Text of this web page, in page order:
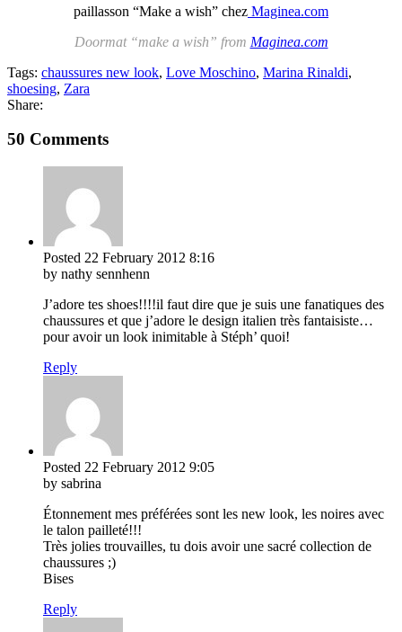
paillasson “Make a wish” chez Maginea.com
Doormat “make a wish” from Maginea.com
Tags: chaussures new look, Love Moschino, Marina Rinaldi,
shoesing, Zara
Share:
50 Comments
Posted 22 February 2012 8:16
by nathy sennhenn
J’adore tes shoes!!!!il faut dire que je suis une fanatiques des
chaussures et que j’adore le design italien très fantaisiste…
pour avoir un look inimitable à Stéph’ quoi!
Reply
Posted 22 February 2012 9:05
by sabrina
Étonnement mes préférées sont les new look, les noires avec
le talon pailleté!!!
Très jolies trouvailles, tu dois avoir une sacré collection de
chaussures ;)
Bises
Reply